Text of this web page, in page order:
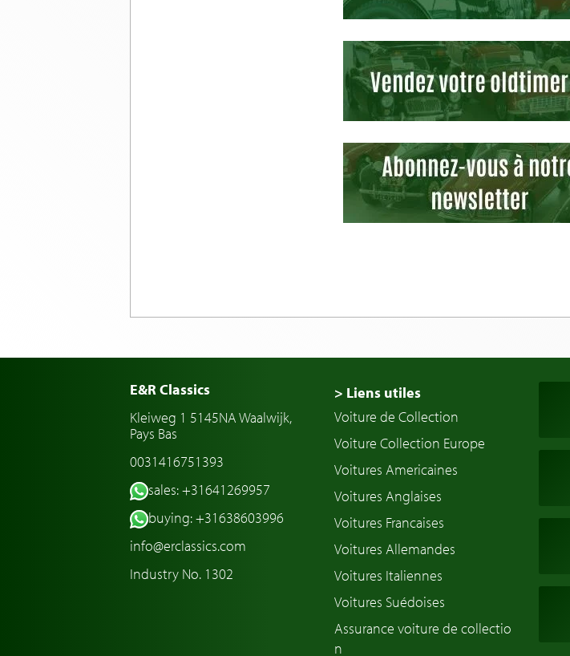
E&R Classics
Kleiweg 1 5145NA Waalwijk,
Pays Bas
0031416751393
sales: +31641269957
buying: +31638603996
info@erclassics.com
Industry No. 1302
> Liens utiles
Voiture de Collection
Voiture Collection Europe
Voitures Americaines
Voitures Anglaises
Voitures Francaises
Voitures Allemandes
Voitures Italiennes
Voitures Suédoises
Assurance voiture de collectio
n